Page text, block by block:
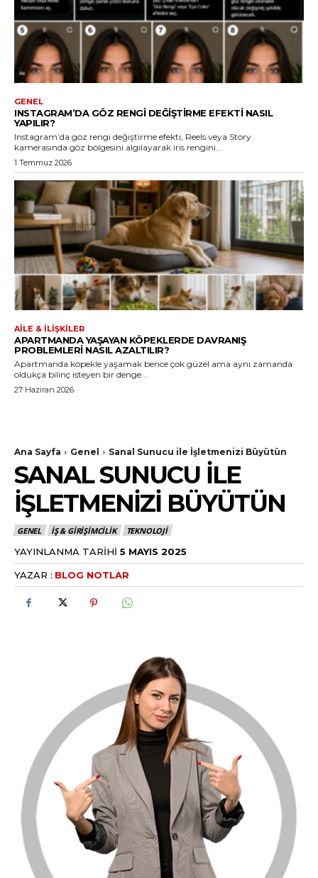
GENEL
INSTAGRAM’DA GÖZ RENGI DEĞIŞTIRME EFEKTI NASIL
YAPILIR?
Instagram’da göz rengi değiştirme efekti, Reels veya Story
kamerasında göz bölgesini algılayarak iris rengini...
1 Temmuz 2026
AILE & İLIŞKILER
APARTMANDA YAŞAYAN KÖPEKLERDE DAVRANIŞ
PROBLEMLERI NASIL AZALTILIR?
Apartmanda köpekle yaşamak bence çok güzel ama aynı zamanda
oldukça bilinç isteyen bir denge...
27 Haziran 2026